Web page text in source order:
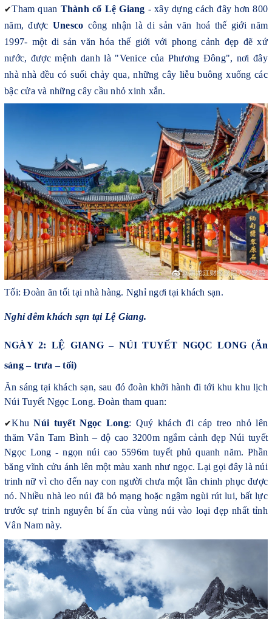
✔Tham quan Thành cổ Lệ Giang - xây dựng cách đây hơn 800
năm, được Unesco công nhận là di sản văn hoá thế giới năm
1997- một di sản văn hóa thế giới với phong cảnh đẹp đẽ xứ
nước, được mệnh danh là "Venice của Phương Đông", nơi đây
nhà nhà đều có suối chảy qua, những cây liễu buông xuống các
bậc cửa và những cây cầu nhỏ xinh xắn.
Tối: Đoàn ăn tối tại nhà hàng. Nghỉ ngơi tại khách sạn.
Nghỉ đêm khách sạn tại Lệ Giang.
NGÀY 2: LỆ GIANG – NÚI TUYẾT NGỌC LONG (Ăn
sáng – trưa – tối)
Ăn sáng tại khách sạn, sau đó đoàn khởi hành đi tới khu khu lịch
Núi Tuyết Ngọc Long.Đoàn tham quan:
✔KhuNúi tuyết Ngọc Long: Quý khách đi cáp treo nhỏ lên
thăm Vân Tam Bình – độ cao 3200m ngắm cảnh đẹp Núi tuyết
Ngọc Long - ngọn núi cao 5596m tuyết phủ quanh năm. Phần
băng vĩnh cửu ánh lên một màu xanh như ngọc. Lại gọi đây là núi
trinh nữ vì cho đến nay con người chưa một lần chinh phục được
nó. Nhiều nhà leo núi đã bỏ mạng hoặc ngậm ngùi rút lui, bất lực
trước sự trinh nguyên bí ẩn của vùng núi vào loại đẹp nhất tỉnh
Vân Nam này.